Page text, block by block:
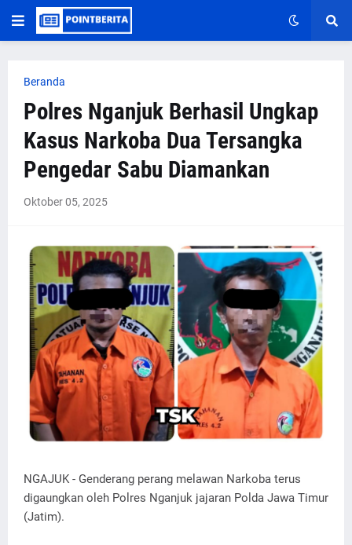
Beranda
Polres Nganjuk Berhasil Ungkap
Kasus Narkoba Dua Tersangka
Pengedar Sabu Diamankan
Oktober 05, 2025
NGAJUK - Genderang perang melawan Narkoba terus
digaungkan oleh Polres Nganjuk jajaran Polda Jawa Timur
(Jatim).